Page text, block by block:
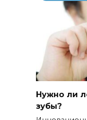
Нужно ли
зубы?